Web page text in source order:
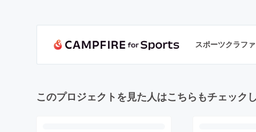
スポーツクラフ
このプロジェクトを見た人はこちらもチェック